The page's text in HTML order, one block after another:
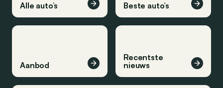
Alle auto’s Beste auto’s
Aanbod
Recentste
nieuws